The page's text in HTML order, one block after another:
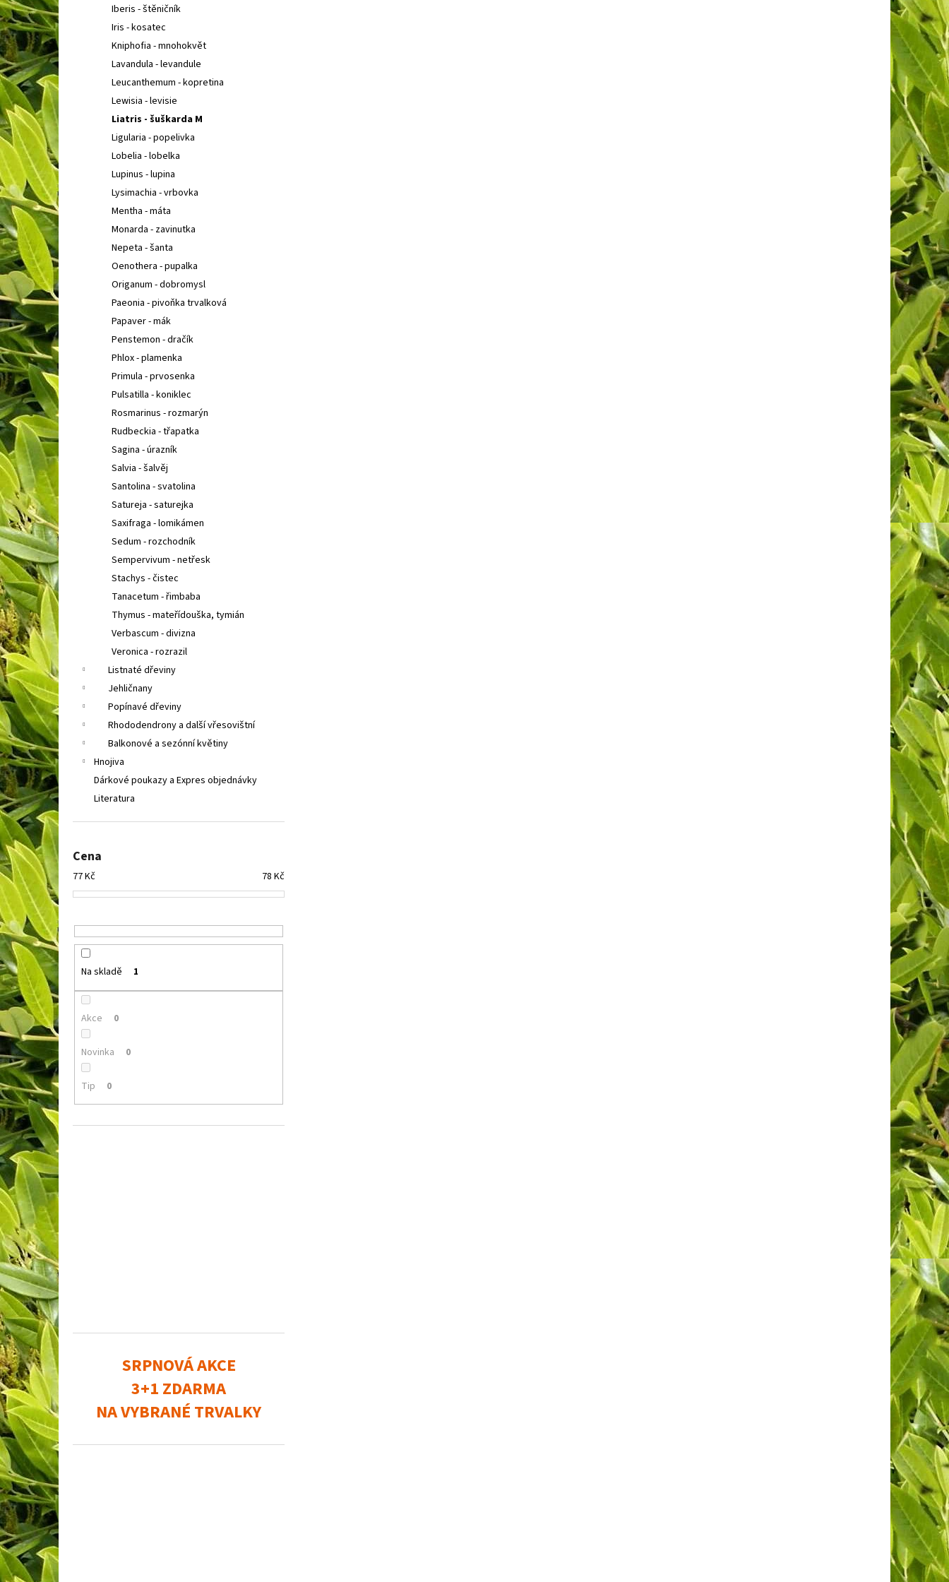
Iberis - štěničník
Iris - kosatec
Kniphofia - mnohokvět
Lavandula - levandule
Leucanthemum - kopretina
Lewisia - levisie
Liatris - šuškarda M
Ligularia - popelivka
Lobelia - lobelka
Lupinus - lupina
Lysimachia - vrbovka
Mentha - máta
Monarda - zavinutka
Nepeta - šanta
Oenothera - pupalka
Origanum - dobromysl
Paeonia - pivoňka trvalková
Papaver - mák
Penstemon - dračík
Phlox - plamenka
Primula - prvosenka
Pulsatilla - koniklec
Rosmarinus - rozmarýn
Rudbeckia - třapatka
Sagina - úrazník
Salvia - šalvěj
Santolina - svatolina
Satureja - saturejka
Saxifraga - lomikámen
Sedum - rozchodník
Sempervivum - netřesk
Stachys - čistec
Tanacetum - řimbaba
Thymus - mateřídouška, tymián
Verbascum - divizna
Veronica - rozrazil
Listnaté dřeviny
Jehličnany
Popínavé dřeviny
Rhododendrony a další vřesovištní
Balkonové a sezónní květiny
Hnojiva
Dárkové poukazy a Expres objednávky
Literatura
Cena
77Kč 78 Kč
Na skladě 1
Akce 0
Novinka 0
Tip 0
SRPNOVÁ AKCE
3+1 ZDARMA
NA VYBRANÉ TRVALKY